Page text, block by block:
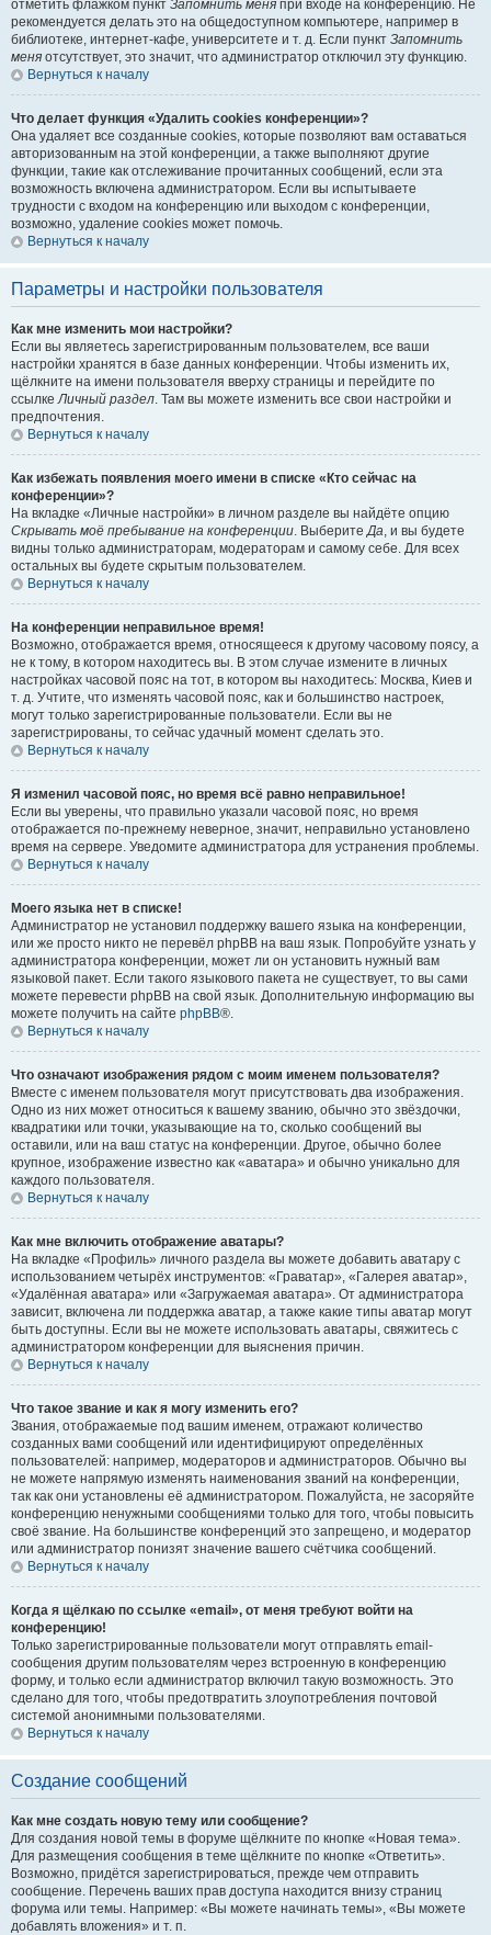
отметить флажком пункт Запомнить меня при входе на конференцию. Не
рекомендуется делать это на общедоступном компьютере, например в
библиотеке, интернет-кафе, университете и т. д. Если пункт Запомнить
меня отсутствует, это значит, что администратор отключил эту функцию.
Вернуться к началу
Что делает функция «Удалить cookies конференции»?
Она удаляет все созданные cookies, которые позволяют вам оставаться
авторизованным на этой конференции, а также выполняют другие
функции, такие как отслеживание прочитанных сообщений, если эта
возможность включена администратором. Если вы испытываете
трудности с входом на конференцию или выходом с конференции,
возможно, удаление cookies может помочь.
Вернуться к началу
Параметры и настройки пользователя
Как мне изменить мои настройки?
Если вы являетесь зарегистрированным пользователем, все ваши
настройки хранятся в базе данных конференции. Чтобы изменить их,
щёлкните на имени пользователя вверху страницы и перейдите по
ссылкеЛичный раздел. Там вы можете изменить все свои настройки и
предпочтения.
Вернуться к началу
Как избежать появления моего имени в списке «Кто сейчас на
конференции»?
На вкладке «Личные настройки» в личном разделе вы найдёте опцию
Скрывать моё пребывание на конференции. ВыберитеДа, и вы будете
видны только администраторам, модераторам и самому себе. Для всех
остальных вы будете скрытым пользователем.
Вернуться к началу
На конференции неправильное время!
Возможно, отображается время, относящееся к другому часовому поясу, а
не к тому, в котором находитесь вы. В этом случае измените в личных
настройках часовой пояс на тот, в котором вы находитесь: Москва, Киев и
т. д. Учтите, что изменять часовой пояс, как и большинство настроек,
могут только зарегистрированные пользователи. Если вы не
зарегистрированы, то сейчас удачный момент сделать это.
Вернуться к началу
Я изменил часовой пояс, но время всё равно неправильное!
Если вы уверены, что правильно указали часовой пояс, но время
отображается по-прежнему неверное, значит, неправильно установлено
время на сервере. Уведомите администратора для устранения проблемы.
Вернуться к началу
Моего языка нет в списке!
Администратор не установил поддержку вашего языка на конференции,
или же просто никто не перевёл phpBB на ваш язык. Попробуйте узнать у
администратора конференции, может ли он установить нужный вам
языковой пакет. Если такого языкового пакета не существует, то вы сами
можете перевести phpBB на свой язык. Дополнительную информацию вы
можете получить на сайте phpBB®.
Вернуться к началу
Что означают изображения рядом с моим именем пользователя?
Вместе с именем пользователя могут присутствовать два изображения.
Одно из них может относиться к вашему званию, обычно это звёздочки,
квадратики или точки, указывающие на то, сколько сообщений вы
оставили, или на ваш статус на конференции. Другое, обычно более
крупное, изображение известно как «аватара» и обычно уникально для
каждого пользователя.
Вернуться к началу
Как мне включить отображение аватары?
На вкладке «Профиль» личного раздела вы можете добавить аватару с
использованием четырёх инструментов: «Граватар», «Галерея аватар»,
«Удалённая аватара» или «Загружаемая аватара». От администратора
зависит, включена ли поддержка аватар, а также какие типы аватар могут
быть доступны. Если вы не можете использовать аватары, свяжитесь с
администратором конференции для выяснения причин.
Вернуться к началу
Что такое звание и как я могу изменить его?
Звания, отображаемые под вашим именем, отражают количество
созданных вами сообщений или идентифицируют определённых
пользователей: например, модераторов и администраторов. Обычно вы
не можете напрямую изменять наименования званий на конференции,
так как они установлены её администратором. Пожалуйста, не засоряйте
конференцию ненужными сообщениями только для того, чтобы повысить
своё звание. На большинстве конференций это запрещено, и модератор
или администратор понизят значение вашего счётчика сообщений.
Вернуться к началу
Когда я щёлкаю по ссылке «email», от меня требуют войти на
конференцию!
Только зарегистрированные пользователи могут отправлять email-
сообщения другим пользователям через встроенную в конференцию
форму, и только если администратор включил такую возможность. Это
сделано для того, чтобы предотвратить злоупотребления почтовой
системой анонимными пользователями.
Вернуться к началу
Создание сообщений
Как мне создать новую тему или сообщение?
Для создания новой темы в форуме щёлкните по кнопке «Новая тема».
Для размещения сообщения в теме щёлкните по кнопке «Ответить».
Возможно, придётся зарегистрироваться, прежде чем отправить
сообщение. Перечень ваших прав доступа находится внизу страниц
форума или темы. Например: «Вы можете начинать темы», «Вы можете
добавлять вложения» и т. п.